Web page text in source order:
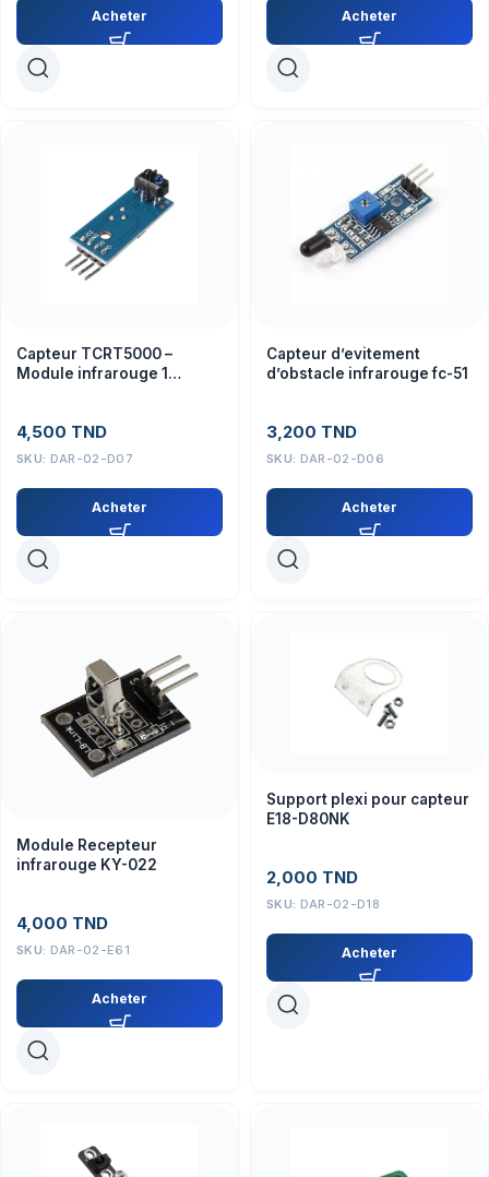
Acheter Acheter
Capteur TCRT5000 –
Module infrarouge 1
4,500 TND
SKU: DAR-02-D07
Acheter
Capteur d’evitement
d’obstacle infrarouge fc-51
3,200 TND
SKU: DAR-02-D06
Acheter
Module Recepteur
infrarouge KY-022
4,000 TND
SKU: DAR-02-E61
Acheter
Support plexi pour capteur
E18-D80NK
2,000 TND
SKU: DAR-02-D18
Acheter